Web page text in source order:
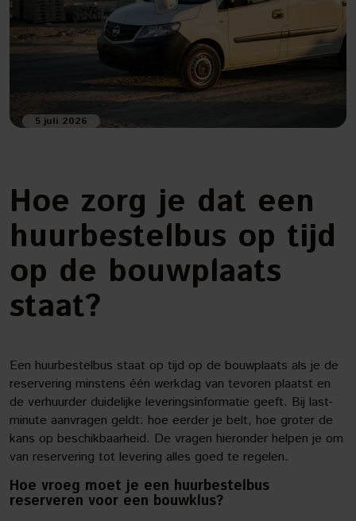
5 juli 2026
Hoe zorg je dat een
huurbestelbus op tijd
op de bouwplaats
staat?
Een huurbestelbus staat op tijd op de bouwplaats als je de
reservering minstens één werkdag van tevoren plaatst en
de verhuurder duidelijke leveringsinformatie geeft. Bij last-
minute aanvragen geldt: hoe eerder je belt, hoe groter de
kans op beschikbaarheid. De vragen hieronder helpen je om
van reservering tot levering alles goed te regelen.
Hoe vroeg moet je een huurbestelbus
reserveren voor een bouwklus?